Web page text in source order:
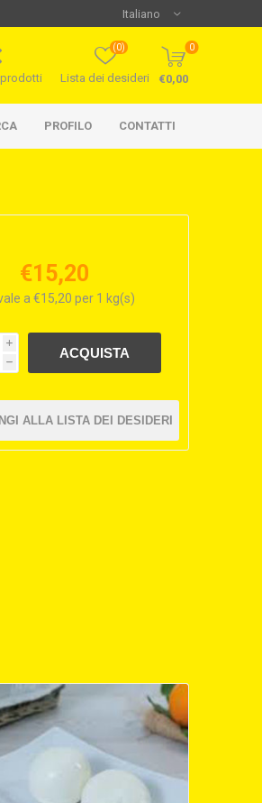
Lista dei desideri
(0) 0
€0,00
PROFILO CONTATTI
€15,20
a €15,20 per 1 kg(s)
i
h
ALLA LISTA DEI DESIDERI